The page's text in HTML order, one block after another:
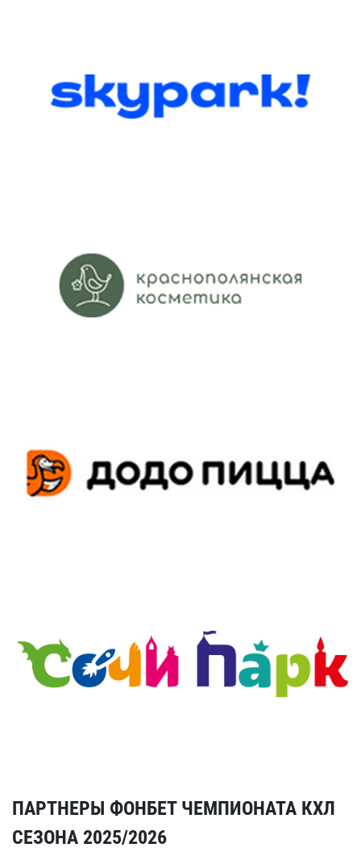
ПАРТНЕРЫ ФОНБЕТ ЧЕМПИОНАТА КХЛ
СЕЗОНА 2025/2026